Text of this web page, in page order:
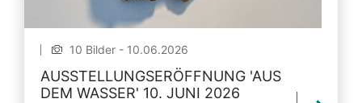
10 Bilder - 10.06.2026
AUSSTELLUNGSERÖFFNUNG 'AUS
DEM WASSER' 10. JUNI 2026